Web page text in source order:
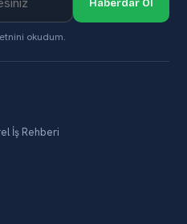
Haberdar Ol
okudum.
İş Rehberi